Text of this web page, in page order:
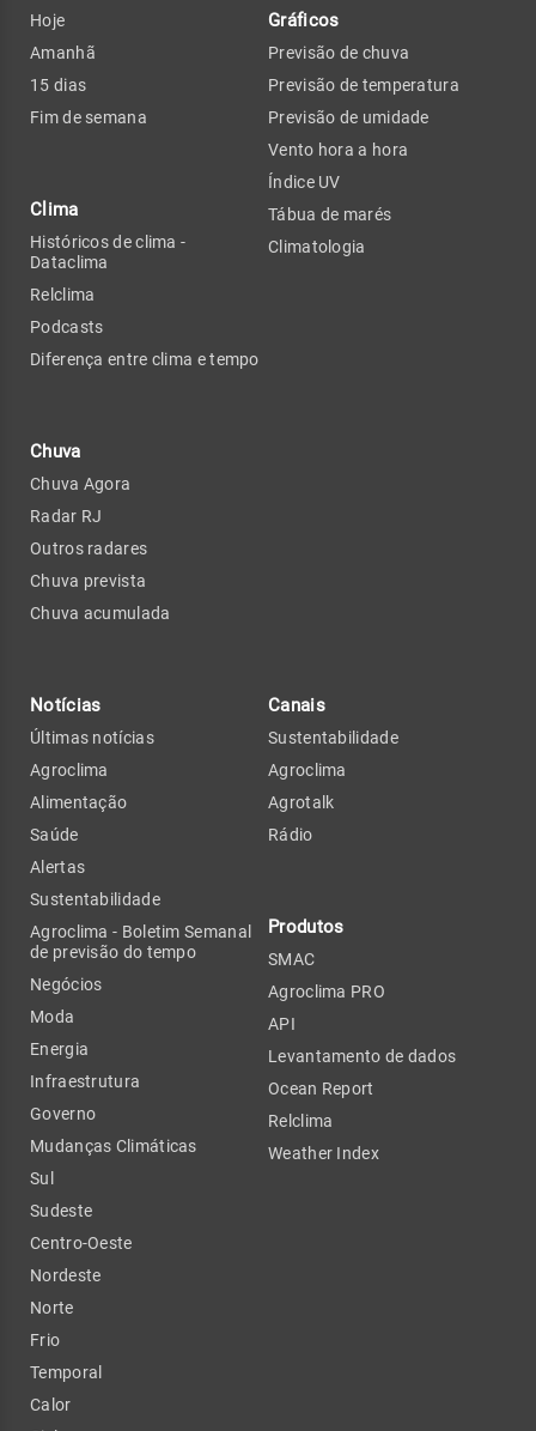
Hoje
Amanhã
15 dias
Fim de semana
Clima
Históricos de clima -
Dataclima
Relclima
Podcasts
Diferença entre clima e tempo
Chuva
Chuva Agora
Radar RJ
Outros radares
Chuva prevista
Chuva acumulada
Gráficos
Previsão de chuva
Previsão de temperatura
Previsão de umidade
Vento hora a hora
Índice UV
Tábua de marés
Climatologia
Notícias
Últimas notícias
Agroclima
Alimentação
Saúde
Alertas
Sustentabilidade
Agroclima - Boletim Semanal
de previsão do tempo
Negócios
Moda
Energia
Infraestrutura
Governo
Mudanças Climáticas
Sul
Sudeste
Centro-Oeste
Nordeste
Norte
Frio
Temporal
Calor
Canais
Sustentabilidade
Agroclima
Agrotalk
Rádio
Produtos
SMAC
Agroclima PRO
API
Levantamento de dados
Ocean Report
Relclima
Weather Index